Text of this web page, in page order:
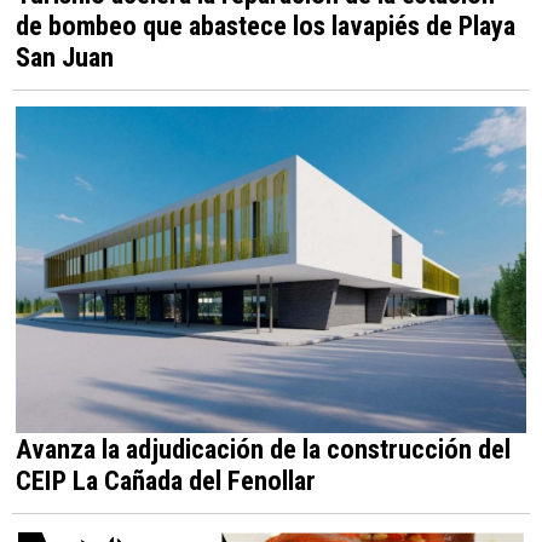
de bombeo que abastece los lavapiés de Playa
San Juan
Avanza la adjudicación de la construcción del
CEIP La Cañada del Fenollar